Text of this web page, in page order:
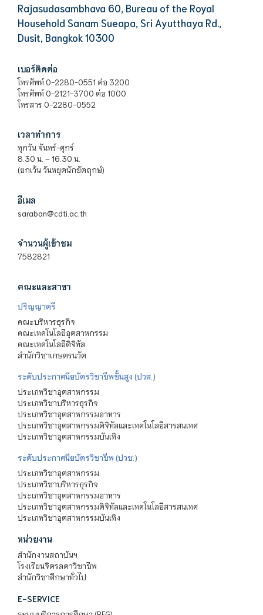
Rajasudasambhava 60, Bureau of the Royal
Household Sanam Sueapa, Sri Ayutthaya Rd.,
Dusit, Bangkok 10300
เบอร์ติดต่อ
โทรศัพท์ 0-2280-0551 ต่อ 3200
โทรศัพท์ 0-2121-3700 ต่อ 1000
โทรสาร 0-2280-0552
เวลาทำการ
ทุกวัน จันทร์-ศุกร์
8.30 น. – 16.30 น.
(ยกเว้น วันหยุดนักขัตฤกษ์)
อีเมล
saraban@cdti.ac.th
จำนวนผู้เข้าชม
7582821
คณะและสาขา
ปริญญาตรี
คณะบริหารธุรกิจ
คณะเทคโนโลยีอุตสาหกรรม
คณะเทคโนโลยีดิจิทัล
สำนักวิชาเกษตรนวัต
ระดับประกาศนียบัตรวิชาชีพชั้นสูง (ปวส.)
ประเภทวิชาอุตสาหกรรม
ประเภทวิชาบริหารธุรกิจ
ประเภทวิชาอุตสาหกรรมอาหาร
ประเภทวิชาอุตสาหกรรมดิจิทัลและเทคโนโลยีสารสนเทศ
ประเภทวิชาอุตสาหกรรมบันเทิง
ระดับประกาศนียบัตรวิชาชีพ (ปวช.)
ประเภทวิชาอุตสาหกรรม
ประเภทวิชาบริหารธุรกิจ
ประเภทวิชาอุตสาหกรรมอาหาร
ประเภทวิชาอุตสาหกรรมดิจิทัลและเทคโนโลยีสารสนเทศ
ประเภทวิชาอุตสาหกรรมบันเทิง
หน่วยงาน
สำนักงานสถาบันฯ
โรงเรียนจิตรลดาวิชาชีพ
สำนักวิชาศึกษาทั่วไป
E-SERVICE